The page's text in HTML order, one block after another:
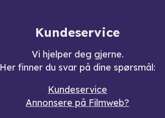
Kundeservice
Vi hjelper deg gjerne.
Her finner du svar på dine spørsmål:
Kundeservice
Annonsere på Filmweb?